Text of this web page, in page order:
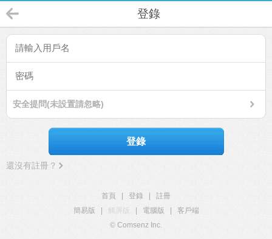
登錄
安全提問(未設置請忽略)
登錄
還沒有註冊？
首頁 登錄
註冊
簡易版
觸屏版 電腦版
客戶端
© Comsenz Inc.